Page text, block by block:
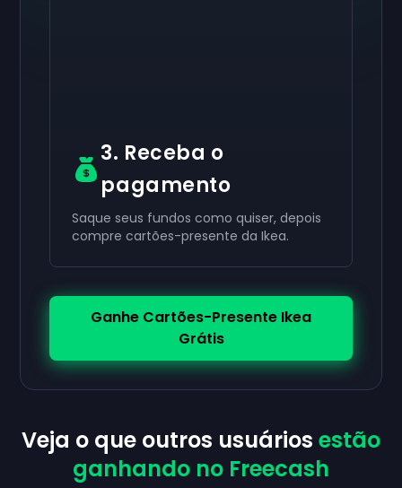
3. Receba o
pagamento
Saque seus fundos como quiser, depois
compre cartões-presente da Ikea.
Ganhe Cartões-Presente Ikea
Grátis
Veja o que outros usuários estão
ganhando no Freecash